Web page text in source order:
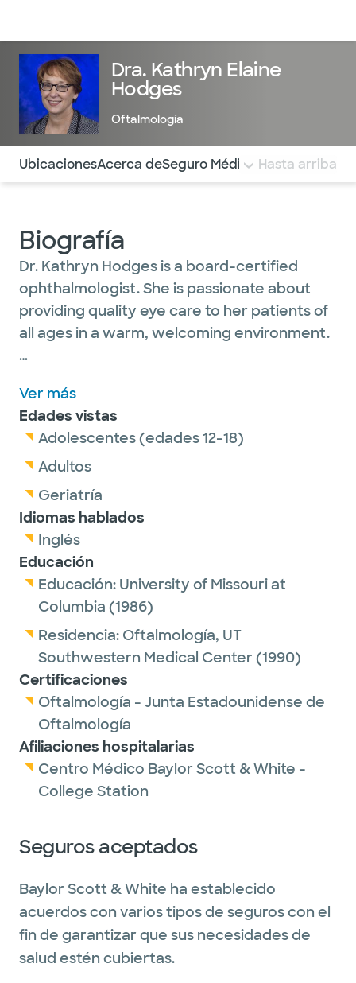
Dra. Kathryn Elaine
Hodges
Oftalmología
Utilice esta navegación para saltar rápidamente a
UbicacionesAcerca deSeguro Médico COMENTARIOS
Hasta arriba
Biografía
Dr. Kathryn Hodges is a board-certified
ophthalmologist. She is passionate about
providing quality eye care to her patients of
all ages in a warm, welcoming environment.
American Board of Ophthalmology and the
Texas Ophthalmological Association.
Outside of work, she enjoys spending time
with family, especially her grandchildren.
Ver más
Edades vistas
Adolescentes (edades 12-18)
Adultos
Geriatría
Idiomas hablados
Inglés
Educación
Educación: University of Missouri at
Columbia (1986)
Residencia: Oftalmología, UT
Southwestern Medical Center (1990)
Certificaciones
Oftalmología - Junta Estadounidense de
Oftalmología
Afiliaciones hospitalarias
Centro Médico Baylor Scott & White -
College Station
Seguros aceptados
Baylor Scott & White ha establecido
acuerdos con varios tipos de seguros con el
fin de garantizar que sus necesidades de
salud estén cubiertas.